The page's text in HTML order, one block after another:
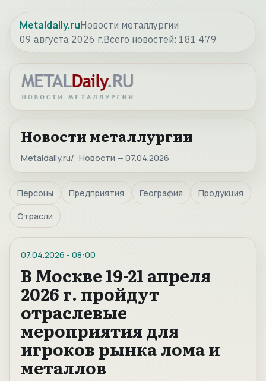
Metaldaily.ruНовости металлургии
09 августа 2026 г.Всего новостей: 181 479
Новости металлургии
Metaldaily.ru Новости — 07.04.2026
Персоны Предприятия География Продукция
Отрасли
07.04.2026 - 08:00
В Москве 19-21 апреля
2026 г. пройдут
отраслевые
мероприятия для
игроков рынка лома и
металлов